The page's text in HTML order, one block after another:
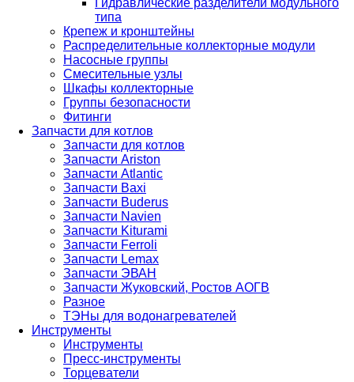
Гидравлические разделители модульного
типа
Крепеж и кронштейны
Распределительные коллекторные модули
Насосные группы
Смесительные узлы
Шкафы коллекторные
Группы безопасности
Фитинги
Запчасти для котлов
Запчасти для котлов
Запчасти Ariston
Запчасти Atlantic
Запчасти Baxi
Запчасти Buderus
Запчасти Navien
Запчасти Kiturami
Запчасти Ferroli
Запчасти Lemax
Запчасти ЭВАН
Запчасти Жуковский, Ростов АОГВ
Разное
ТЭНы для водонагревателей
Инструменты
Инструменты
Пресс-инструменты
Торцеватели